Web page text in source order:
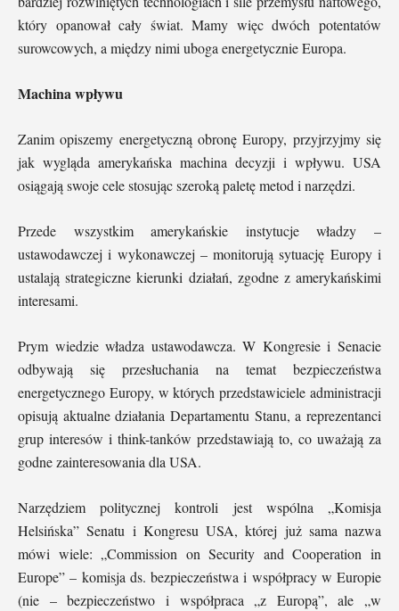
który opanował cały świat. Mamy więc dwóch potentatów
surowcowych, a między nimi uboga energetycznie Europa.
Machina wpływu
Zanim opiszemy energetyczną obronę Europy, przyjrzyjmy się
jak wygląda amerykańska machina decyzji i wpływu. USA
osiągają swoje cele stosując szeroką paletę metod i narzędzi.
Przede wszystkim amerykańskie instytucje władzy –
ustawodawczej i wykonawczej – monitorują sytuację Europy i
ustalają strategiczne kierunki działań, zgodne z amerykańskimi
interesami.
Prym wiedzie władza ustawodawcza. W Kongresie i Senacie
odbywają się przesłuchania na temat bezpieczeństwa
energetycznego Europy, w których przedstawiciele administracji
opisują aktualne działania Departamentu Stanu, a reprezentanci
grup interesów i think-tanków przedstawiają to, co uważają za
godne zainteresowania dla USA.
Narzędziem politycznej kontroli jest wspólna „Komisja
Helsińska” Senatu i Kongresu USA, której już sama nazwa
mówi wiele: „Commission on Security and Cooperation in
Europe” – komisja ds. bezpieczeństwa i współpracy w Europie
(nie – bezpieczeństwo i współpraca „z Europą”, ale „w